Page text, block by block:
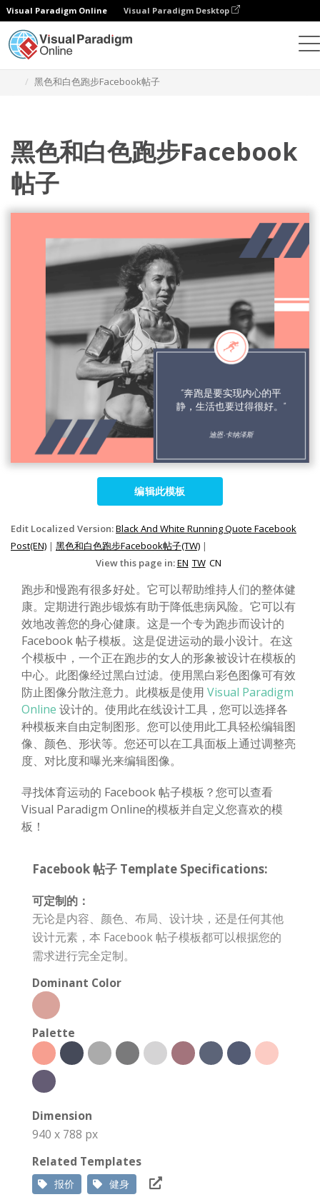
Visual Paradigm Online Visual Paradigm Desktop
黑色和白色跑步Facebook帖子
黑色和白色跑步Facebook
帖子
编辑此模板
Edit Localized Version:Black And White Running Quote Facebook
Post(EN) | 黑色和白色跑步Facebook帖子(TW) |
View this page in:EN TW CN
跑步和慢跑有很多好处。它可以帮助维持人们的整体健
康。定期进行跑步锻炼有助于降低患病风险。它可以有
效地改善您的身心健康。这是一个专为跑步而设计的
Facebook 帖子模板。这是促进运动的最小设计。在这
个模板中，一个正在跑步的女人的形象被设计在模板的
中心。此图像经过黑白过滤。使用黑白彩色图像可有效
防止图像分散注意力。此模板是使用 Visual Paradigm
Online 设计的。使用此在线设计工具，您可以选择各
种模板来自由定制图形。您可以使用此工具轻松编辑图
像、颜色、形状等。您还可以在工具面板上通过调整亮
度、对比度和曝光来编辑图像。
寻找体育运动的 Facebook 帖子模板？您可以查看
Visual Paradigm Online的模板并自定义您喜欢的模
板！
Facebook 帖子 Template Specifications:
可定制的：
无论是内容、颜色、布局、设计块，还是任何其他
设计元素，本 Facebook 帖子模板都可以根据您的
需求进行完全定制。
Dominant Color
Palette
Dimension
940 x 788 px
Related Templates
报价 健身